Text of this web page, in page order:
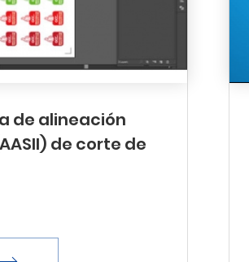
de alineación
de corte de